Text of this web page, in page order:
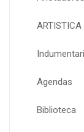
ARTISTICA
Agendas
Biblioteca